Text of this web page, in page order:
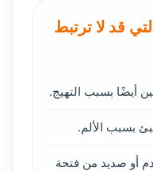
قد لا ترتبط
أيضًا بسبب التهيج.
بسبب الألم.
أو صديد من فتحة